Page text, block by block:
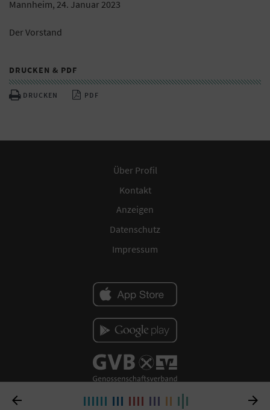
Mannheim, 24. Januar 2023
Der Vorstand
DRUCKEN & PDF
DRUCKEN PDF
 
Über Profil
Kontakt
Anzeigen
Datenschutz
Impressum